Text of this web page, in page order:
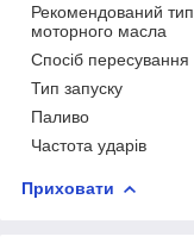
Рекомендований тип
моторного масла
Спосіб пересування
Тип запуску
Паливо
Частота ударів
Приховати